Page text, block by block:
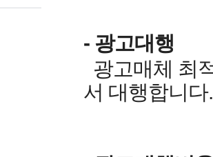
- 광고대행
광고매체 최
서 대행합니다.